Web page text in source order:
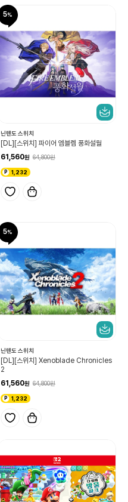
5
닌텐도 스위치
[DL][스위치] 파이어 엠블렘 풍화설월
61,560
64,800
1,232
5
닌텐도 스위치
[DL][스위치] Xenoblade Chronicles
2
61,560
64,800
1,232